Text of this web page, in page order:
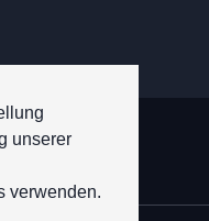
unserer
verwenden.